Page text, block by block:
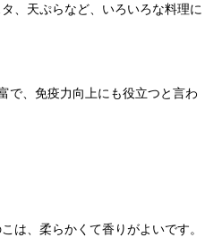
、天ぷらなど、いろいろな料理に
で、免疫力向上にも役立つと言わ
は、柔らかくて香りがよいです。